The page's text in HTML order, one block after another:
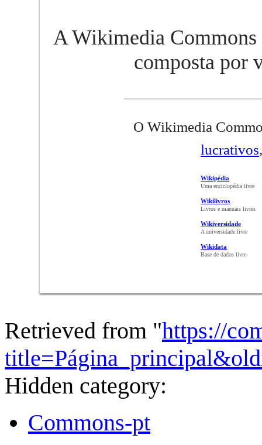
A Wikimedia
composta por
O Wikimedia
lucrativos
Wikipédia
Uma enciclopédia livre
Wikilivros
Livros e manuais livres
Wikiversidade
A universidade livre
Wikidata
Base de dados livre
Retrieved from "https://
Hidden category:
Commons-pt